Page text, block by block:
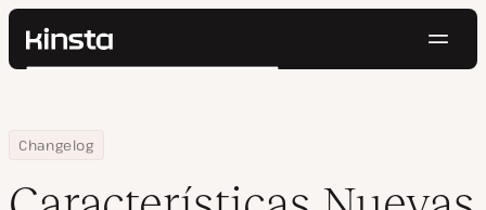
Kinsta®
Precios
Contacto
Buscar
Home
Changelog
Características Nuevas De Copias De Respaldo